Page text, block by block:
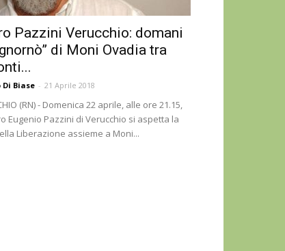
Pazzini Verucchio: domani
di Moni Ovadia tra
Di Biase - 21 Aprile 2018
(RN) - Domenica 22 aprile, alle ore 21.15,
Eugenio Pazzini di Verucchio si aspetta la
Liberazione assieme a Moni...